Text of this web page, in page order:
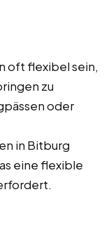
oft flexibel sein,
zu
oder
in Bitburg
eine flexible